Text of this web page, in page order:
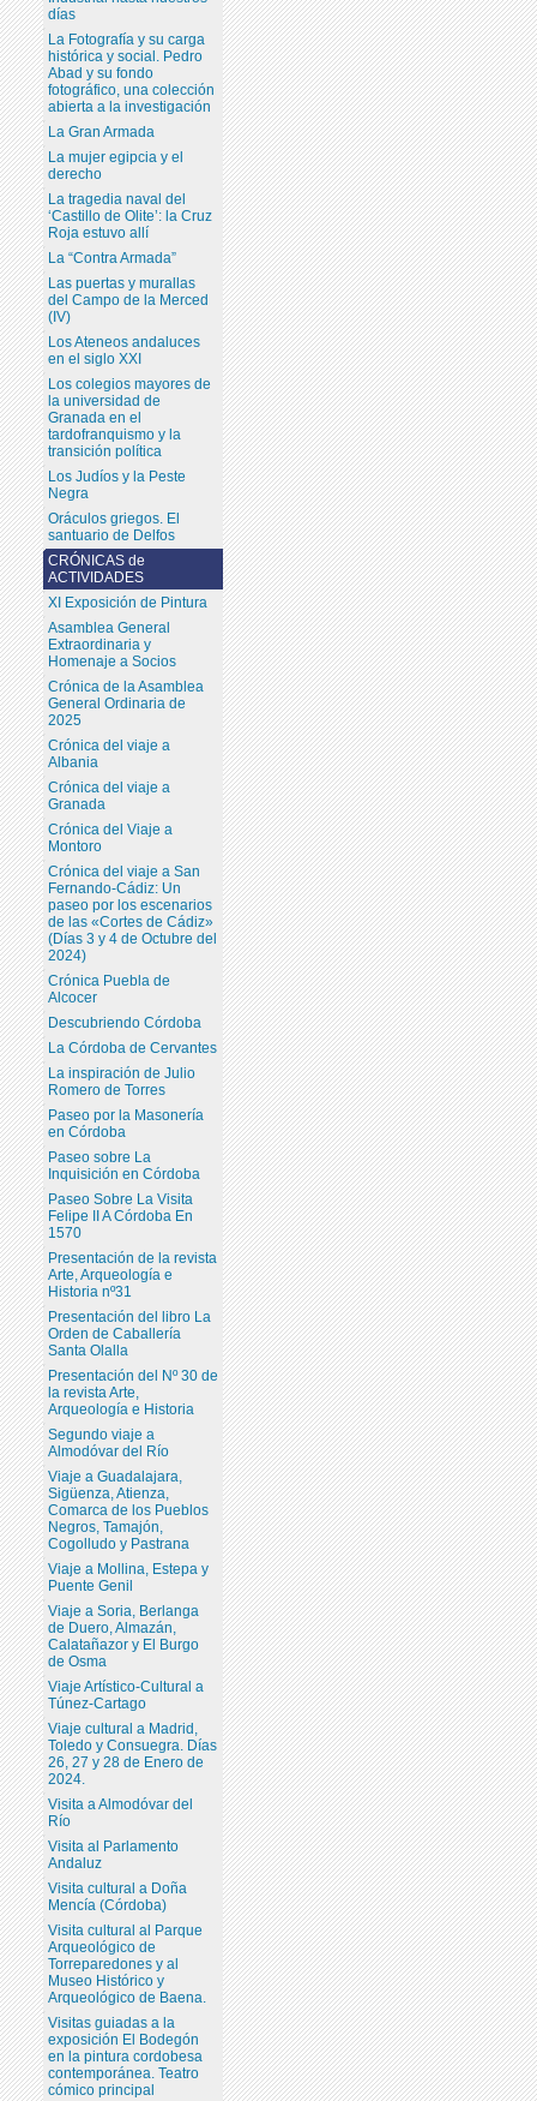
CRÓNICAS de
ACTIVIDADES
XI Exposición de Pintura
Asamblea General
Extraordinaria y
Homenaje a Socios
Crónica de la Asamblea
General Ordinaria de
2025
Crónica del viaje a
Albania
Crónica del viaje a
Granada
Crónica del Viaje a
Montoro
Crónica del viaje a San
Fernando-Cádiz: Un
paseo por los escenarios
de las «Cortes de Cádiz»
(Días 3 y 4 de Octubre del
2024)
Crónica Puebla de
Alcocer
Descubriendo Córdoba
La Córdoba de Cervantes
La inspiración de Julio
Romero de Torres
Paseo por la Masonería
en Córdoba
Paseo sobre La
Inquisición en Córdoba
Paseo Sobre La Visita
Felipe II A Córdoba En
1570
Presentación de la revista
Arte, Arqueología e
Historia nº31
Presentación del libro La
Orden de Caballería
Santa Olalla
Presentación del Nº 30 de
la revista Arte,
Arqueología e Historia
Segundo viaje a
Almodóvar del Río
Viaje a Guadalajara,
Sigüenza, Atienza,
Comarca de los Pueblos
Negros, Tamajón,
Cogolludo y Pastrana
Viaje a Mollina, Estepa y
Puente Genil
Viaje a Soria, Berlanga
de Duero, Almazán,
Calatañazor y El Burgo
de Osma
Viaje Artístico-Cultural a
Túnez-Cartago
Viaje cultural a Madrid,
Toledo y Consuegra. Días
26, 27 y 28 de Enero de
2024.
Visita a Almodóvar del
Río
Visita al Parlamento
Andaluz
Visita cultural a Doña
Mencía (Córdoba)
Visita cultural al Parque
Arqueológico de
Torreparedones y al
Museo Histórico y
Arqueológico de Baena.
Visitas guiadas a la
exposición El Bodegón
en la pintura cordobesa
contemporánea. Teatro
cómico principal
días
La Fotografía y su carga
histórica y social. Pedro
Abad y su fondo
fotográfico, una colección
abierta a la investigación
La Gran Armada
La mujer egipcia y el
derecho
La tragedia naval del
‘Castillo de Olite’: la Cruz
Roja estuvo allí
La “Contra Armada”
Las puertas y murallas
del Campo de la Merced
(IV)
Los Ateneos andaluces
en el siglo XXI
Los colegios mayores de
la universidad de
Granada en el
tardofranquismo y la
transición política
Los Judíos y la Peste
Negra
Oráculos griegos. El
santuario de Delfos